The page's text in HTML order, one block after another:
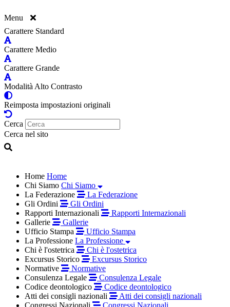
Menu
Carattere Standard
Carattere Medio
Carattere Grande
Modalità Alto Contrasto
Reimposta impostazioni originali
Cerca
Cerca nel sito
Home Home
Chi Siamo Chi Siamo
La Federazione
La Federazione
Gli Ordini
Gli Ordini
Rapporti Internazionali
Rapporti Internazionali
Gallerie
Gallerie
Ufficio Stampa
Ufficio Stampa
La Professione La Professione
Chi è l'ostetrica
Chi è l'ostetrica
Excursus Storico
Excursus Storico
Normative
Normative
Consulenza Legale
Consulenza Legale
Codice deontologico
Codice deontologico
Atti dei consigli nazionali
Atti dei consigli nazionali
Congressi Nazionali
Congressi Nazionali